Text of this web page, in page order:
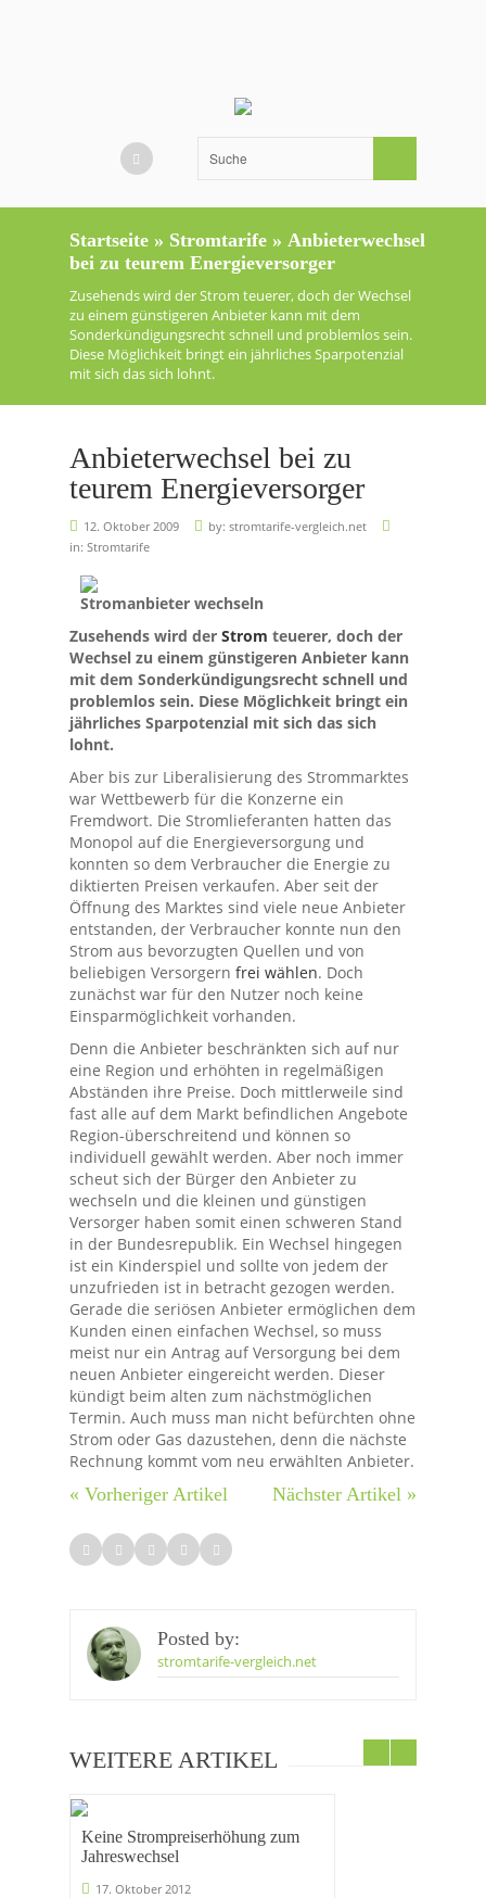
Startseite » Stromtarife » Anbieterwechsel
bei zu teurem Energieversorger
Zusehends wird der Strom teuerer, doch der Wechsel
zu einem günstigeren Anbieter kann mit dem
Sonderkündigungsrecht schnell und problemlos sein.
Diese Möglichkeit bringt ein jährliches Sparpotenzial
mit sich das sich lohnt.
Anbieterwechsel bei zu
teurem Energieversorger
12. Oktober 2009 by: stromtarife-vergleich.net
in: Stromtarife
Stromanbieter wechseln
Zusehends wird der Strom teuerer, doch der
Wechsel zu einem günstigeren Anbieter kann
mit dem Sonderkündigungsrecht schnell und
problemlos sein. Diese Möglichkeit bringt ein
jährliches Sparpotenzial mit sich das sich
lohnt.
Aber bis zur Liberalisierung des Strommarktes
war Wettbewerb für die Konzerne ein
Fremdwort. Die Stromlieferanten hatten das
Monopol auf die Energieversorgung und
konnten so dem Verbraucher die Energie zu
diktierten Preisen verkaufen. Aber seit der
Öffnung des Marktes sind viele neue Anbieter
entstanden, der Verbraucher konnte nun den
Strom aus bevorzugten Quellen und von
beliebigen Versorgern frei wählen. Doch
zunächst war für den Nutzer noch keine
Einsparmöglichkeit vorhanden.
Denn die Anbieter beschränkten sich auf nur
eine Region und erhöhten in regelmäßigen
Abständen ihre Preise. Doch mittlerweile sind
fast alle auf dem Markt befindlichen Angebote
Region-überschreitend und können so
individuell gewählt werden. Aber noch immer
scheut sich der Bürger den Anbieter zu
wechseln und die kleinen und günstigen
Versorger haben somit einen schweren Stand
in der Bundesrepublik. Ein Wechsel hingegen
ist ein Kinderspiel und sollte von jedem der
unzufrieden ist in betracht gezogen werden.
Gerade die seriösen Anbieter ermöglichen dem
Kunden einen einfachen Wechsel, so muss
meist nur ein Antrag auf Versorgung bei dem
neuen Anbieter eingereicht werden. Dieser
kündigt beim alten zum nächstmöglichen
Termin. Auch muss man nicht befürchten ohne
Strom oder Gas dazustehen, denn die nächste
Rechnung kommt vom neu erwählten Anbieter.
« Vorheriger Artikel Nächster Artikel »
Posted by:
stromtarife-vergleich.net
WEITERE ARTIKEL
Keine Strompreiserhöhung zum
Jahreswechsel
17. Oktober 2012